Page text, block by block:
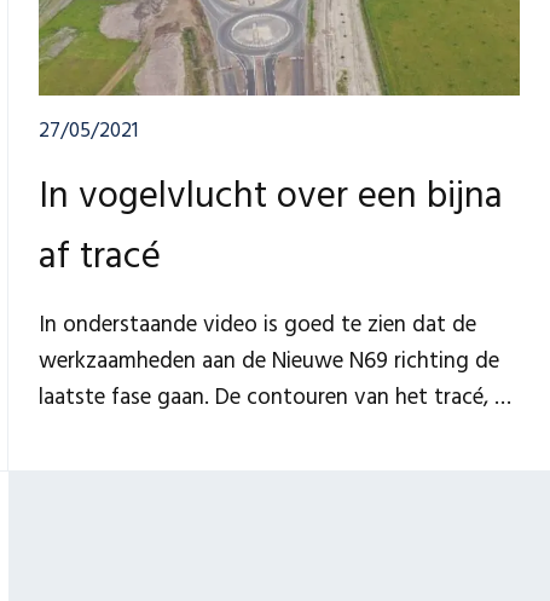
27/05/2021
In vogelvlucht over een bijna
af tracé
In onderstaande video is goed te zien dat de
werkzaamheden aan de Nieuwe N69 richting de
laatste fase gaan. De contouren van het tracé, de